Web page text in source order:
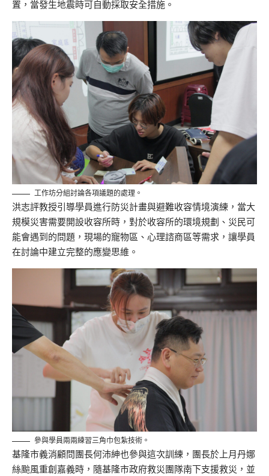
置，當發生地震時可自動採取安全措施。
工作坊分組討論各項議題的處理。
洪志評教授引導學員進行防災計畫與避難收容情境演練，當大
規模災害需要開設收容所時，對於收容所的環境規劃、災民可
能會遇到的問題，現場的寵物區、心理諮商區等需求，讓學員
在討論中建立完整的應變思維。
參與學員兩兩練習三角巾包紮技術。
基隆市義消顧問團長何沛紳也參與這次訓練，團長於上月丹娜
絲颱風重創嘉義時，隨基隆市政府救災團隊南下支援救災，並